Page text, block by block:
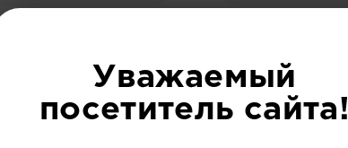
в
Уважаемый
посетитель сайта!